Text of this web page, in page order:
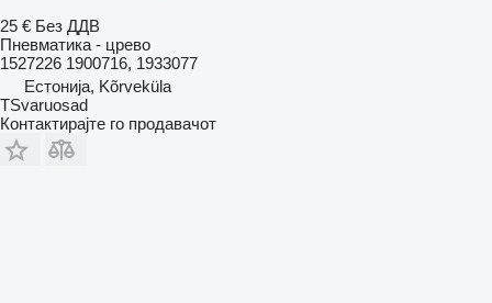
25 € Без ДДВ
Пневматика - црево
1527226 1900716, 1933077
Естонија, Kõrveküla
TSvaruosad
Контактирајте го продавачот